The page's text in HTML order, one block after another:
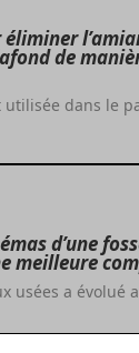
de
utilisée dans le
d’une
meilleure
usées a évolué